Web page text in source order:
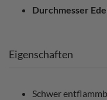
Durchmesser
Eigenschaften
Schwer